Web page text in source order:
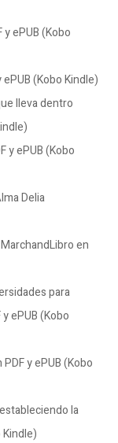
ePUB (Kobo
(Kobo Kindle)
lleva dentro
y ePUB (Kobo
Delia
en
para
ePUB (Kobo
y ePUB (Kobo
la